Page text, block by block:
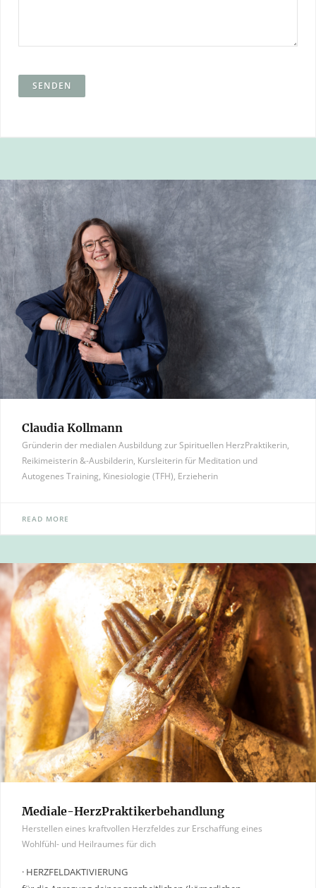
Claudia Kollmann
Gründerin der medialen Ausbildung zur Spirituellen HerzPraktikerin,
Reikimeisterin &-Ausbilderin, Kursleiterin für Meditation und
Autogenes Training, Kinesiologie (TFH), Erzieherin
READ MORE
Mediale-HerzPraktikerbehandlung
Herstellen eines kraftvollen Herzfeldes zur Erschaffung eines
Wohlfühl- und Heilraumes für dich
· HERZFELDAKTIVIERUNG